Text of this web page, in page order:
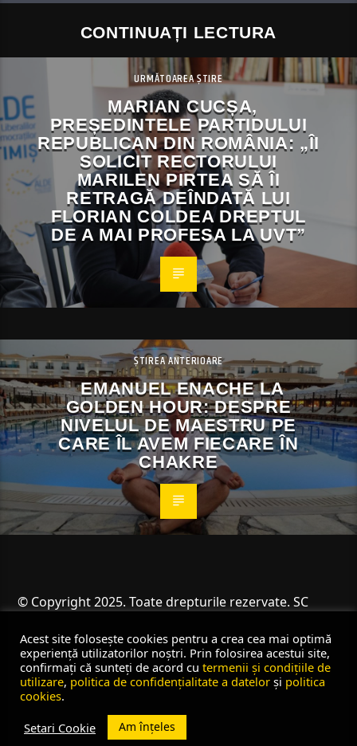
CONTINUAȚI LECTURA
URMĂTOAREA ȘTIRE
MARIAN CUCȘA,
PREȘEDINTELE PARTIDULUI
REPUBLICAN DIN ROMÂNIA: „ÎI
SOLICIT RECTORULUI
MARILEN PIRTEA SĂ ÎI
RETRAGĂ DEÎNDATĂ LUI
FLORIAN COLDEA DREPTUL
DE A MAI PROFESA LA UVT”
ȘTIREA ANTERIOARE
EMANUEL ENACHE LA
GOLDEN HOUR: DESPRE
NIVELUL DE MAESTRU PE
CARE ÎL AVEM FIECARE ÎN
CHAKRE
© Copyright 2025. Toate drepturile rezervate. SC
Acest site folosește cookies pentru a crea cea mai optimă
experiență utilizatorilor noștri. Prin folosirea acestui site,
confirmați că sunteți de acord cu termenii și condițiile de
utilizare, politica de confidențialitate a datelor și politica
cookies.
Setari Cookie
Am înțeles